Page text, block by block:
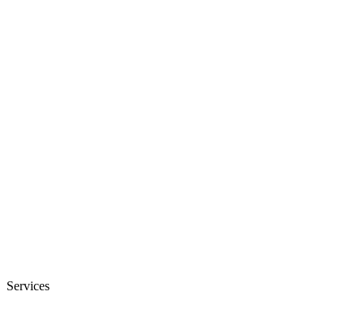
Services